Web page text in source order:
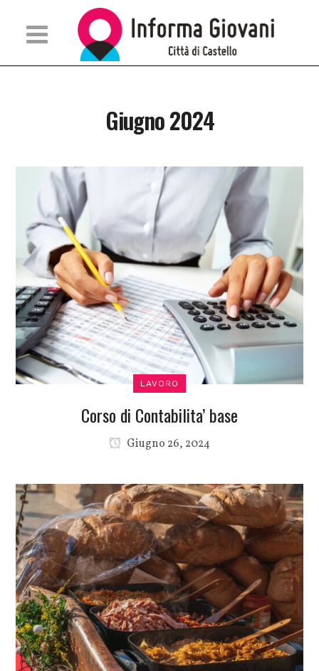
Giugno 2024
LAVORO
Corso di Contabilita’ base
Giugno 26, 2024